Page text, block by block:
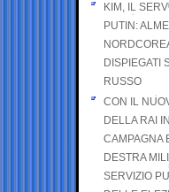
KIM, IL
PUTIN:
DISPIEGATI
RUSSO
CON IL
DELLA RAI
CAMPAGNA
DESTRA
SERVIZIO